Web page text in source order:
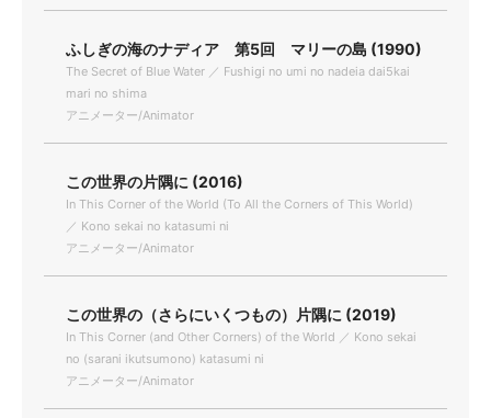
ふしぎの海のナディア 第5回 マリーの島 (1990)
The Secret of Blue Water ／ Fushigi no umi no nadeia dai5kai
mari no shima
アニメーター/Animator
この世界の片隅に (2016)
In This Corner of the World (To All the Corners of This World)
／ Kono sekai no katasumi ni
アニメーター/Animator
この世界の（さらにいくつもの）片隅に (2019)
In This Corner (and Other Corners) of the World ／ Kono sekai
no (sarani ikutsumono) katasumi ni
アニメーター/Animator